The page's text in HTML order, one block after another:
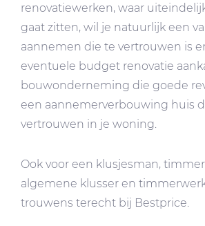
renovatiewerken, waar
gaat zitten, wil je natuurlijk een
aannemen die te vertrouwen is
eventuele budget renovatie
bouwonderneming die goede
een aannemerverbouwing huis
vertrouwen in je woning.
Ook voor een klusjesman,
algemene klusser en
trouwens terecht bij Bestprice.